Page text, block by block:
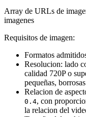
Array de URLs de
imagenes
Requisitos de imagen:
Formatos
Resolucion: lado
calidad 720P o
pequeñas,
Relacion de
0.4, con
la relacion del